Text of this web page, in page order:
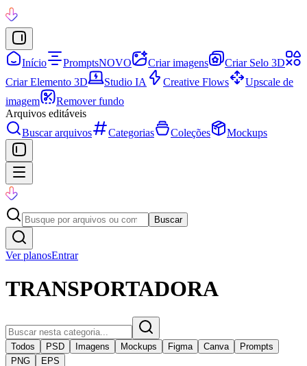
Início PromptsNOVO Criar imagens
Criar Selo 3D
Criar Elemento 3D
Studio IA Creative Flows
Upscale de
imagem
Remover fundo
Arquivos editáveis
Buscar arquivos
Categorias Coleções Mockups
Buscar
Ver planosEntrar
TRANSPORTADORA
Todos PSD Imagens Mockups Figma Canva
Prompts
PNG
EPS